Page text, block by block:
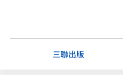
content
三聯出版